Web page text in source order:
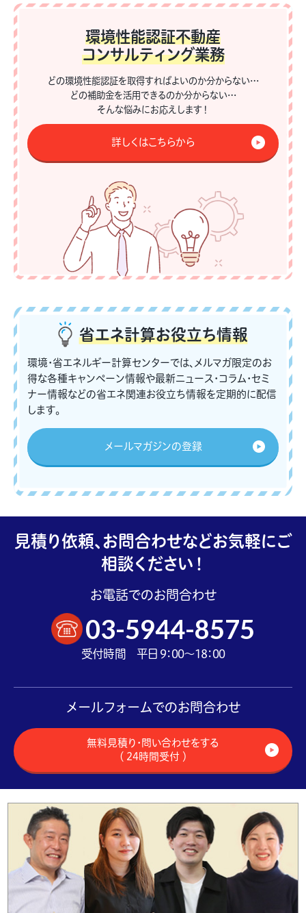
環境性能認証不動産
コンサルティング業務
どの環境性能認証を取得すればよいのか分からない…
どの補助金を活用できるのか分からない…
そんな悩みにお応えします！
詳しくはこちらから
省エネ計算お役立ち情報
環境・省エネルギー計算センターでは、メルマガ限定のお
得な各種キャンペーン情報や最新ニュース・コラム・セミ
ナー情報などの省エネ関連お役立ち情報を定期的に配信
します。
メールマガジンの登録
見積り依頼、お問合わせなどお気軽にご
相談ください！
お電話でのお問合わせ
03-5944-8575
受付時間 平日 9：00～18：00
メールフォームでのお問合わせ
無料見積り・問い合わせをする
（ 24時間受付 ）